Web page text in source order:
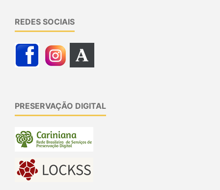
REDES SOCIAIS
PRESERVAÇÃO DIGITAL